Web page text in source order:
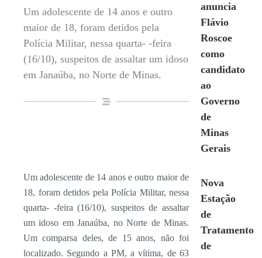
Um adolescente de 14 anos e outro
maior de 18, foram detidos pela
Polícia Militar, nessa quarta- -feira
(16/10), suspeitos de assaltar um idoso
em Janaúba, no Norte de Minas.
Um adolescente de 14 anos e outro maior de
18, foram detidos pela Polícia Militar, nessa
quarta- -feira (16/10), suspeitos de assaltar
um idoso em Janaúba, no Norte de Minas.
Um comparsa deles, de 15 anos, não foi
localizado. Segundo a PM, a vítima, de 63
anuncia
Flávio
Roscoe
como
candidato
ao
Governo
de
Minas
Gerais
Nova
Estação
de
Tratamento
de